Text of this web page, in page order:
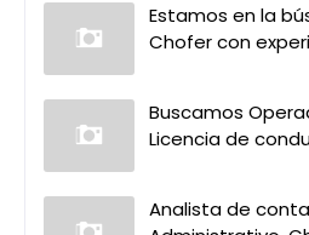
Estamos en la
Chofer con
Buscamos
Licencia de
Analista de